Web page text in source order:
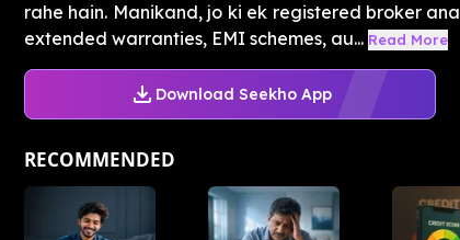
rahe hain. Manikand, jo ki ek registered broker
extended warranties, EMI schemes, au... Read More
Download Seekho App
RECOMMENDED